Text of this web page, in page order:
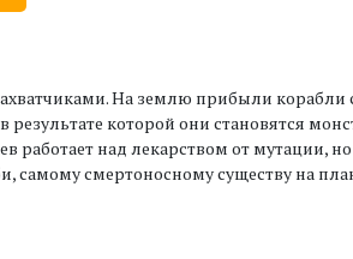
На землю прибыли
которой они становятся
над лекарством от мутации, но
самому смертоносному существу на